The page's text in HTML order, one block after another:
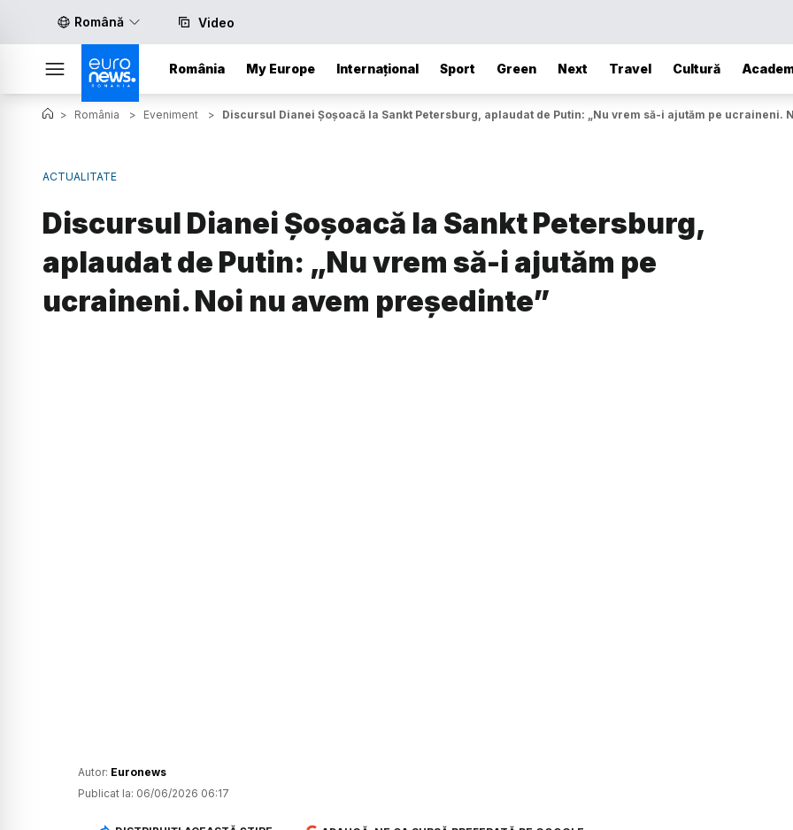
Română Video
România My Europe Internațional Sport Green Next Travel Cultură
> România > Eveniment > Discursul Dianei Șoșoacă la Sankt Petersburg, aplaudat de Putin: „Nu vrem să-i ajutăm pe ucraineni.
ACTUALITATE
Discursul Dianei Șoșoacă la Sankt Petersburg,
aplaudat de Putin: „Nu vrem să-i ajutăm pe
ucraineni. Noi nu avem președinte”
Autor: Euronews
Publicat la: 06/06/2026 06:17